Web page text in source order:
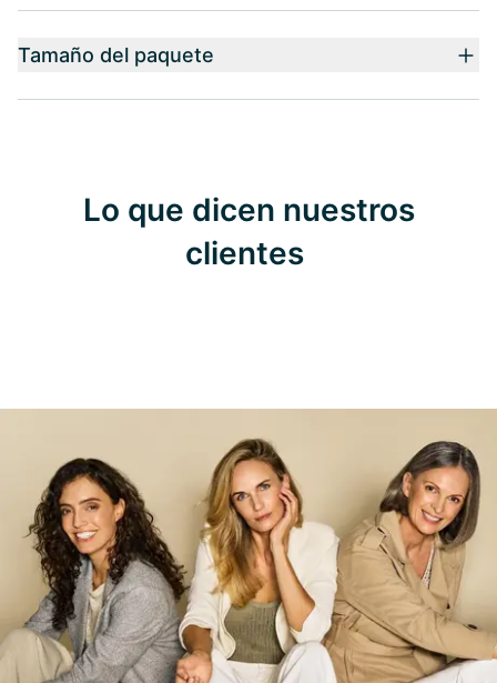
Tamaño del paquete
Lo que dicen nuestros
clientes